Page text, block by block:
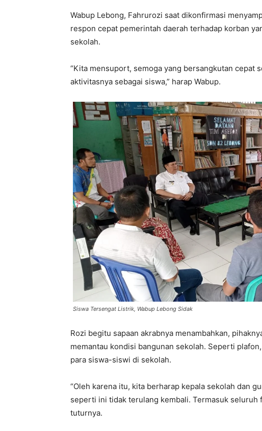
Wabup Lebong, Fahrurozi saat dikonfirmasi
respon cepat pemerintah daerah terhadap korban
sekolah.
“Kita mensuport, semoga yang bersangkutan cepat
aktivitasnya sebagai siswa,” harap Wabup.
Siswa Tersengat Listrik, Wabup Lebong Sidak
Rozi begitu sapaan akrabnya menambahkan,
memantau kondisi bangunan sekolah. Seperti
para siswa-siswi di sekolah.
“Oleh karena itu, kita berharap kepala sekolah dan
seperti ini tidak terulang kembali. Termasuk seluruh
tuturnya.